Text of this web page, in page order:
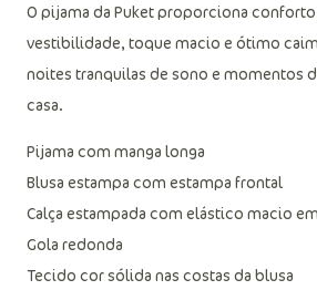
O pijama da Puket proporciona conforto
vestibilidade, toque macio e ótimo
noites tranquilas de sono e momentos
casa.
Pijama com manga longa
Blusa estampa com estampa frontal
Calça estampada com elástico macio
Gola redonda
Tecido cor sólida nas costas da blusa